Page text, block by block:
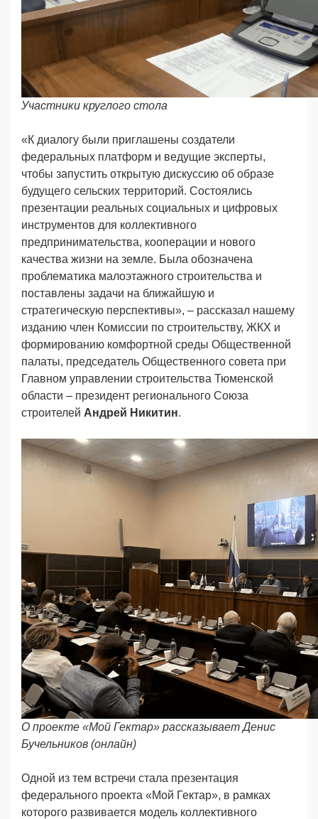
Участники круглого стола
«К диалогу были приглашены создатели
федеральных платформ и ведущие эксперты,
чтобы запустить открытую дискуссию об образе
будущего сельских территорий. Состоялись
презентации реальных социальных и цифровых
инструментов для коллективного
предпринимательства, кооперации и нового
качества жизни на земле. Была обозначена
проблематика малоэтажного строительства и
поставлены задачи на ближайшую и
стратегическую перспективы», – рассказал нашему
изданию член Комиссии по строительству, ЖКХ и
формированию комфортной среды Общественной
палаты, председатель Общественного совета при
Главном управлении строительства Тюменской
области – президент регионального Союза
строителей Андрей Никитин.
О проекте «Мой Гектар» рассказывает Денис
Бучельников (онлайн)
Одной из тем встречи стала презентация
федерального проекта «Мой Гектар», в рамках
которого развивается модель коллективного